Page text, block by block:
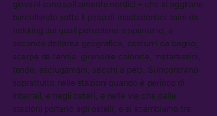
giovani sono solitamente nordici – che si aggirano
barcollando sotto il peso di mastodontici zaini da
trekking dai quali penzolano o spuntano, a
seconda dell’area geografica, costumi da bagno,
scarpe da tennis, girandole colorate, materassini,
tende, asciugamani, sacchi a pelo. Si incontrano
soprattutto nelle stazioni quando è periodo di
Interrail, e negli ostelli, e nelle vie che dalle
stazioni portano agli ostelli, e si scambiamo tra